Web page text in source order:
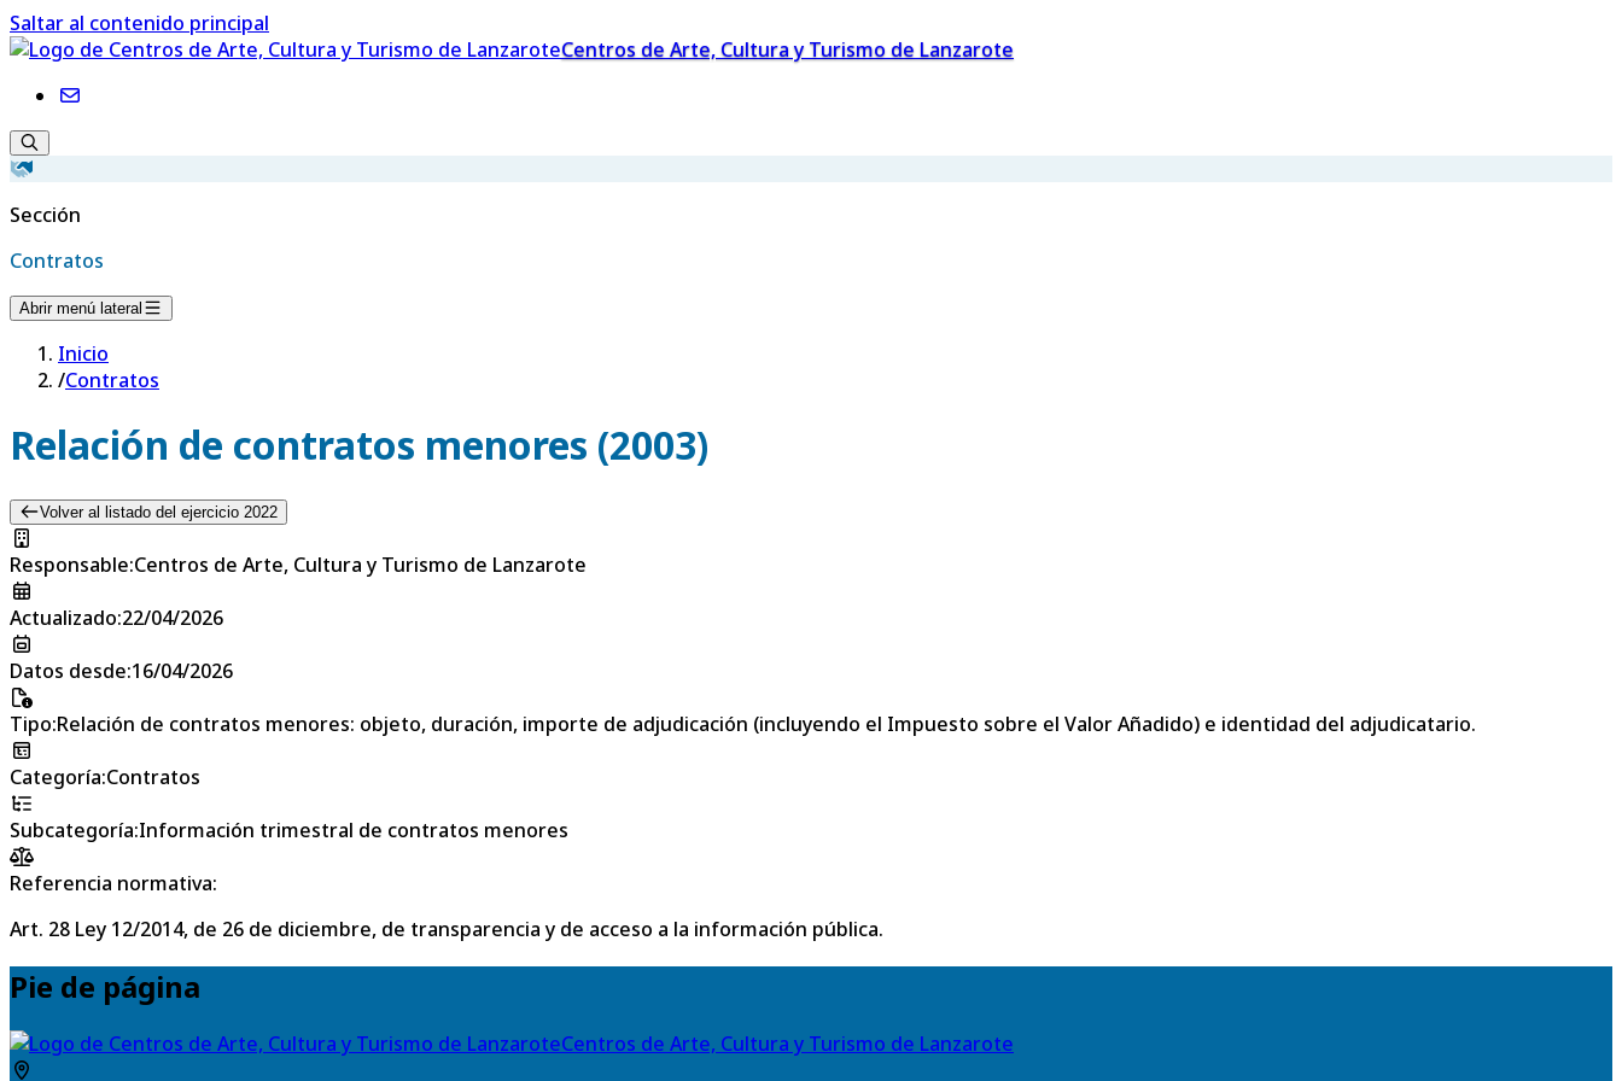
Saltar al contenido principal
Centros de Arte, Cultura y Turismo de Lanzarote
Sección
Contratos
Abrir menú lateral
Inicio
/Contratos
Relación de contratos menores (2003)
Volver al listado del ejercicio 2022
Responsable:Centros de Arte, Cultura y Turismo de Lanzarote
Actualizado:22/04/2026
Datos desde:16/04/2026
Tipo:Relación de contratos menores: objeto, duración, importe de adjudicación (incluyendo el Impuesto sobre el Valor Añadido) e identidad del adjudicatario.
Categoría:Contratos
Subcategoría:Información trimestral de contratos menores
Referencia normativa:
Art. 28 Ley 12/2014, de 26 de diciembre, de transparencia y de acceso a la información pública.
Pie de página
Centros de Arte, Cultura y Turismo de Lanzarote